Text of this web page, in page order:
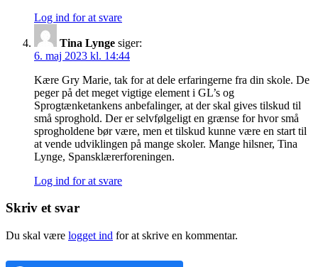
Log ind for at svare
Tina Lynge siger:
6. maj 2023 kl. 14:44
Kære Gry Marie, tak for at dele erfaringerne fra din skole. De
peger på det meget vigtige element i GL’s og
Sprogtænketankens anbefalinger, at der skal gives tilskud til
små sproghold. Der er selvfølgeligt en grænse for hvor små
sprogholdene bør være, men et tilskud kunne være en start til
at vende udviklingen på mange skoler. Mange hilsner, Tina
Lynge, Spansklærerforeningen.
Log ind for at svare
Skriv et svar
Du skal være logget ind for at skrive en kommentar.